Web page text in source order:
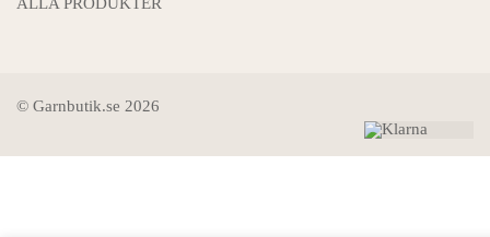
© Garnbutik.se 2026